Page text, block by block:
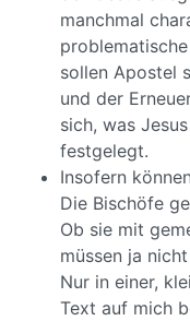
manchmal
sollen Apostel
und der
sich, was
festgelegt.
Insofern
Die Bischöfe
Ob sie mit
müssen ja
Nur in einer,
Text auf mich